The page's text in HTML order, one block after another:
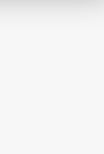
di base quali la
sul nostro sito web,
che l’Utente ha fornito
i singoli cookie